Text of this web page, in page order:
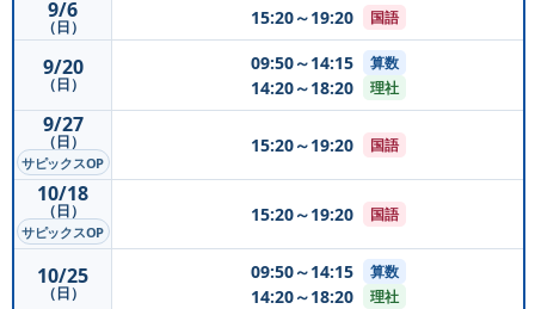
9/6
（日） 15:20～19:20 国語
9/20
（日）
09:50～14:15 算数
14:20～18:20 理社
9/27
（日）
サピックスOP
15:20～19:20 国語
10/18
（日）
サピックスOP
15:20～19:20 国語
10/25
（日）
09:50～14:15 算数
14:20～18:20 理社